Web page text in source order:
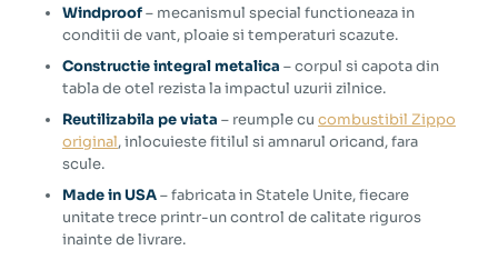
Windproof– mecanismul special functioneaza in
conditii de vant, ploaie si temperaturi scazute.
Constructie integral metalica – corpul si capota din
tabla de otel rezista la impactul uzurii zilnice.
Reutilizabila pe viata – reumple cu combustibil Zippo
original, inlocuieste fitilul si amnarul oricand, fara
scule.
Made in USA– fabricata in Statele Unite, fiecare
unitate trece printr-un control de calitate riguros
inainte de livrare.